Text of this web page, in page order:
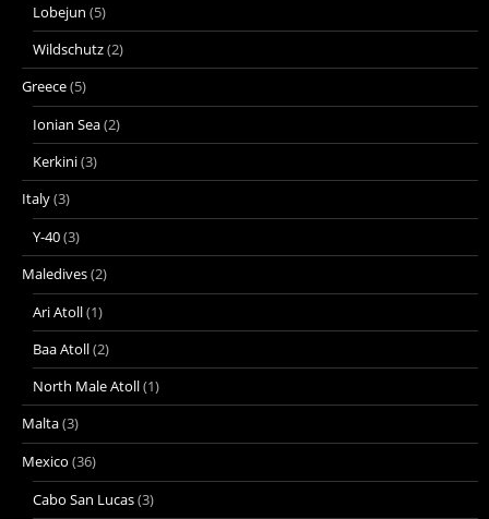
Lobejun (5)
Wildschutz(2)
Greece(5)
Ionian Sea(2)
Kerkini(3)
Italy(3)
Y-40(3)
Maledives(2)
Ari Atoll(1)
Baa Atoll(2)
North Male Atoll(1)
Malta(3)
Mexico (36)
Cabo San Lucas(3)